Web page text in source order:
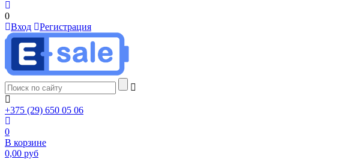
0
Вход
Регистрация
+375 (29) 650 05 06
0
В корзине
0,00 руб